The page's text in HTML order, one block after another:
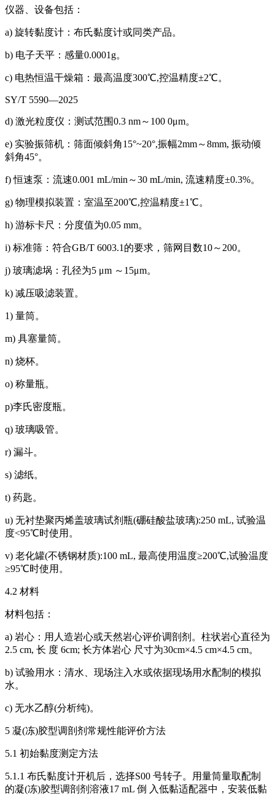
仪器、设备包括：
a) 旋转黏度计：布氏黏度计或同类产品。
b) 电子天平：感量0.0001g。
c) 电热恒温干燥箱：最高温度300℃,控温精度±2℃。
SY/T 5590—2025
d) 激光粒度仪：测试范围0.3 nm～100 0μm。
e) 实验振筛机：筛面倾斜角15°~20°,振幅2mm～8mm, 振动倾
斜角45°。
f) 恒速泵：流速0.001 mL/min～30 mL/min, 流速精度±0.3%。
g) 物理模拟装置：室温至200℃,控温精度±1℃。
h) 游标卡尺：分度值为0.05 mm。
i) 标准筛：符合GB/T 6003.1的要求，筛网目数10～200。
j) 玻璃滤埚：孔径为5 μm ～15μm。
k) 减压吸滤装置。
1) 量筒。
m) 具塞量筒。
n) 烧杯。
o) 称量瓶。
p)李氏密度瓶。
q) 玻璃吸管。
r) 漏斗。
s) 滤纸。
t) 药匙。
u) 无衬垫聚丙烯盖玻璃试剂瓶(硼硅酸盐玻璃):250 mL, 试验温
度<95℃时使用。
v) 老化罐(不锈钢材质):100 mL, 最高使用温度≥200℃,试验温度
≥95℃时使用。
4.2 材料
材料包括：
a) 岩心：用人造岩心或天然岩心评价调剖剂。柱状岩心直径为
2.5 cm, 长 度 6cm; 长方体岩心 尺寸为30cm×4.5 cm×4.5 cm。
b) 试验用水：清水、现场注入水或依据现场用水配制的模拟
水。
c) 无水乙醇(分析纯)。
5 凝(冻)胶型调剖剂常规性能评价方法
5.1 初始黏度测定方法
5.1.1 布氏黏度计开机后，选择S00 号转子。用量筒量取配制
的凝(冻)胶型调剖剂溶液17 mL 倒 入低黏适配器中，安装低黏